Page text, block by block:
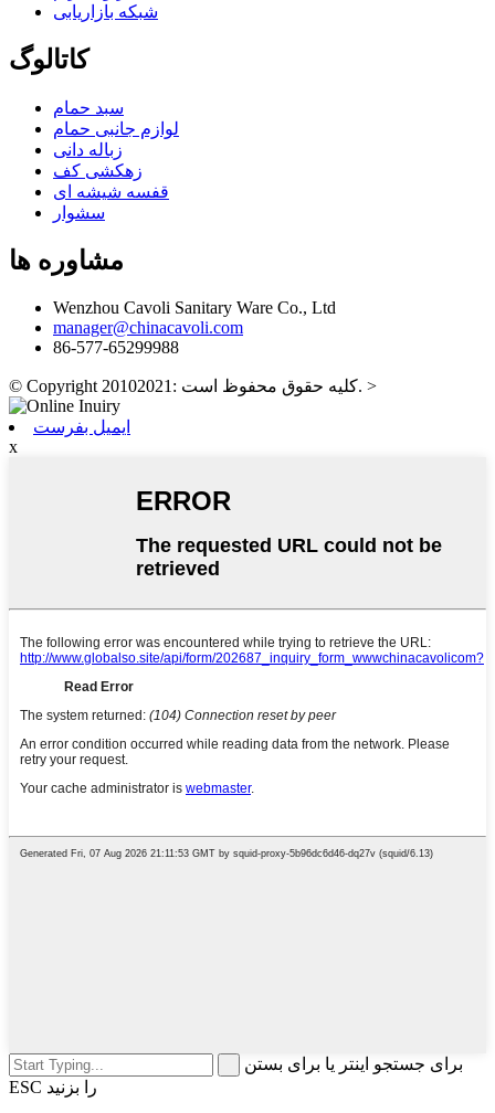
شبکه بازاریابی
کاتالوگ
سبد حمام
لوازم جانبی حمام
زباله دانی
زهکشی کف
قفسه شیشه ای
سشوار
مشاوره ها
Wenzhou Cavoli Sanitary Ware Co., Ltd
manager@chinacavoli.com
86-577-65299988
© Copyright 20102021: کلیه حقوق محفوظ است. >
ایمیل بفرست
x
برای جستجو اینتر یا برای بستن
ESC را بزنید